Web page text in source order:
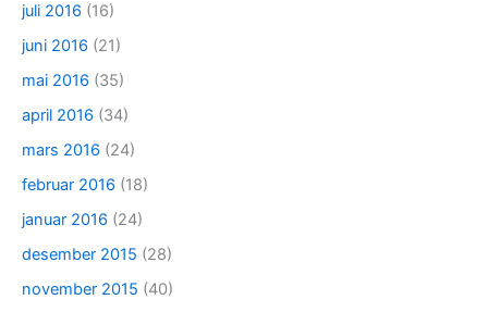
juli 2016 (16)
juni 2016 (21)
mai 2016 (35)
april 2016 (34)
mars 2016 (24)
februar 2016 (18)
januar 2016 (24)
desember 2015 (28)
november 2015 (40)